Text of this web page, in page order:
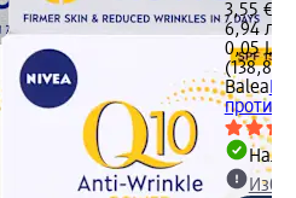
3,55 €
6,94 лв.
0,05 L
(138,86
Balea
против